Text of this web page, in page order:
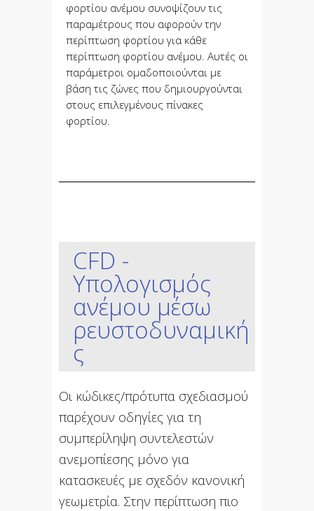
φορτίου ανέμου συνοψίζουν τις
παραμέτρους που αφορούν την
περίπτωση φορτίου για κάθε
περίπτωση φορτίου ανέμου. Αυτές οι
παράμετροι ομαδοποιούνται με
βάση τις ζώνες που δημιουργούνται
στους επιλεγμένους πίνακες
φορτίου.
CFD -
Υπολογισμός
ανέμου μέσω
ρευστοδυναμική
ς
Οι κώδικες/πρότυπα σχεδιασμού
παρέχουν οδηγίες για τη
συμπερίληψη συντελεστών
ανεμοπίεσης μόνο για
κατασκευές με σχεδόν κανονική
γεωμετρία. Στην περίπτωση πιο